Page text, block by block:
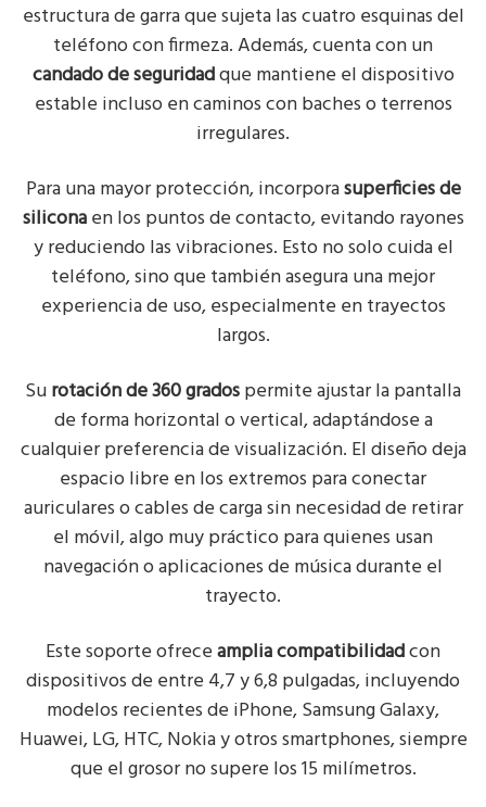
estructura de garra que sujeta las cuatro esquinas del
teléfono con firmeza. Además, cuenta con un
candado de seguridadque mantiene el dispositivo
estable incluso en caminos con baches o terrenos
irregulares.
Para una mayor protección, incorporasuperficies de
siliconaen los puntos de contacto, evitando rayones
y reduciendo las vibraciones. Esto no solo cuida el
teléfono, sino que también asegura una mejor
experiencia de uso, especialmente en trayectos
largos.
Surotación de 360 gradospermite ajustar la pantalla
de forma horizontal o vertical, adaptándose a
cualquier preferencia de visualización. El diseño deja
espacio libre en los extremos para conectar
auriculares o cables de carga sin necesidad de retirar
el móvil, algo muy práctico para quienes usan
navegación o aplicaciones de música durante el
trayecto.
Este soporte ofreceamplia compatibilidadcon
dispositivos de entre 4,7 y 6,8 pulgadas, incluyendo
modelos recientes de iPhone, Samsung Galaxy,
Huawei, LG, HTC, Nokia y otros smartphones, siempre
que el grosor no supere los 15 milímetros.